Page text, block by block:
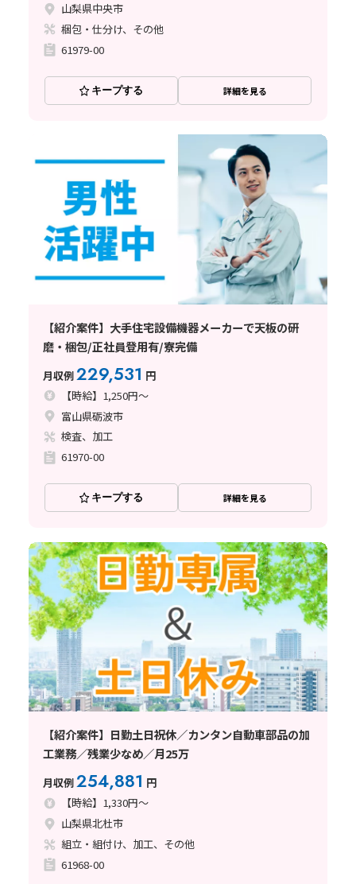
山梨県中央市
梱包・仕分け、その他
61979-00
キープする 詳細を見る
【紹介案件】大手住宅設備機器メーカーで天板の研
磨・梱包/正社員登用有/寮完備
月収例229,531 円
【時給】1,250円～
富山県砺波市
検査、加工
61970-00
キープする 詳細を見る
【紹介案件】日勤土日祝休／カンタン自動車部品の加
工業務／残業少なめ／月25万
月収例254,881 円
【時給】1,330円～
山梨県北杜市
組立・組付け、加工、その他
61968-00